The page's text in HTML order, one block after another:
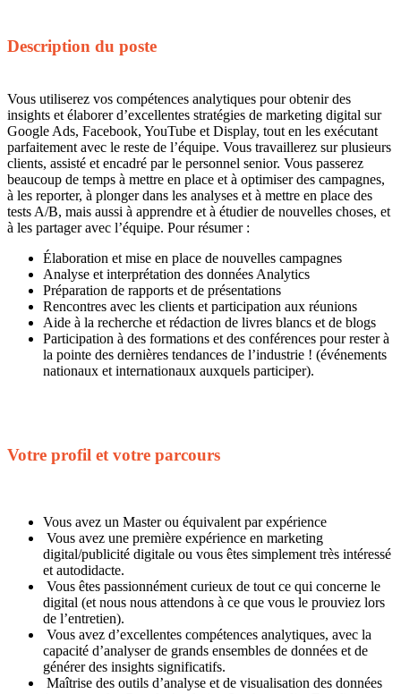
Description du poste
Vous utiliserez vos compétences analytiques pour obtenir des
insights et élaborer d’excellentes stratégies de marketing digital sur
Google Ads, Facebook, YouTube et Display, tout en les exécutant
parfaitement avec le reste de l’équipe. Vous travaillerez sur plusieurs
clients, assisté et encadré par le personnel senior. Vous passerez
beaucoup de temps à mettre en place et à optimiser des campagnes,
à les reporter, à plonger dans les analyses et à mettre en place des
tests A/B, mais aussi à apprendre et à étudier de nouvelles choses, et
à les partager avec l’équipe. Pour résumer :
Élaboration et mise en place de nouvelles campagnes
Analyse et interprétation des données Analytics
Préparation de rapports et de présentations
Rencontres avec les clients et participation aux réunions
Aide à la recherche et rédaction de livres blancs et de blogs
Participation à des formations et des conférences pour rester à
la pointe des dernières tendances de l’industrie ! (événements
nationaux et internationaux auxquels participer).
Votre profil et votre parcours
Vous avez un Master ou équivalent par expérience
Vous avez une première expérience en marketing
digital/publicité digitale ou vous êtes simplement très intéressé
et autodidacte.
Vous êtes passionnément curieux de tout ce qui concerne le
digital (et nous nous attendons à ce que vous le prouviez lors
de l’entretien).
Vous avez d’excellentes compétences analytiques, avec la
capacité d’analyser de grands ensembles de données et de
générer des insights significatifs.
Maîtrise des outils d’analyse et de visualisation des données